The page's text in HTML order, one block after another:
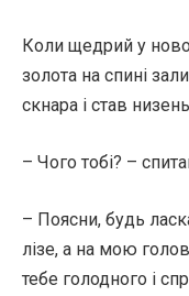
Коли щедрий у
золота на спині
скнара і став
– Чого тобі? –
– Поясни, будь
лізе, а на мою
тебе голодного і